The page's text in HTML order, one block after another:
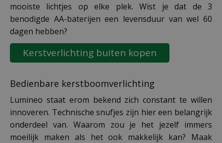
mooiste lichtjes op elke plek. Wist je dat de 3
benodigde AA-baterijen een levensduur van wel 60
dagen hebben?
Kerstverlichting buiten kopen
Bedienbare kerstboomverlichting
Lumineo staat erom bekend zich constant te willen
innoveren. Technische snufjes zijn hier een belangrijk
onderdeel van. Waarom zou je het jezelf immers
moeilijk maken als het ook makkelijk kan? Maak